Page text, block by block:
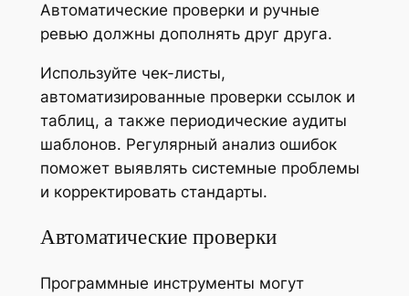
Автоматические проверки и ручные
ревью должны дополнять друг друга.
Используйте чек-листы,
автоматизированные проверки ссылок и
таблиц, а также периодические аудиты
шаблонов. Регулярный анализ ошибок
поможет выявлять системные проблемы
и корректировать стандарты.
Автоматические проверки
Программные инструменты могут